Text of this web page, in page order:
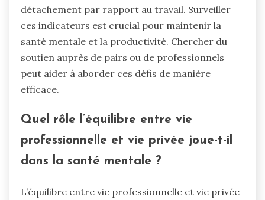
détachement par rapport au travail. Surveiller
ces indicateurs est crucial pour maintenir la
santé mentale et la productivité. Chercher du
soutien auprès de pairs ou de professionnels
peut aider à aborder ces défis de manière
efficace.
Quel rôle l’équilibre entre vie
professionnelle et vie privée joue-t-il
dans la santé mentale ?
L’équilibre entre vie professionnelle et vie privée